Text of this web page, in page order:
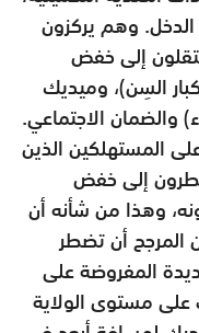
الدخل. وهم يركزون
إلى خفض
السِن)، وميديك
والضمان الاجتماعي.
المستهلكين الذين
إلى خفض
وهذا من شأنه أن
المرجح أن تضطر
المفروضة على
على مستوى الولاية